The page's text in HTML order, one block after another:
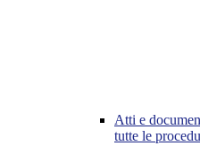
Atti e
tutte le